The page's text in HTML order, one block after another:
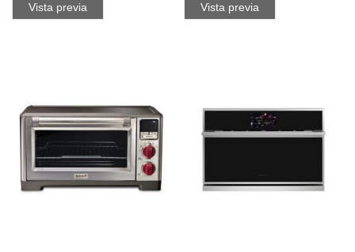
Vista previa Vista previa